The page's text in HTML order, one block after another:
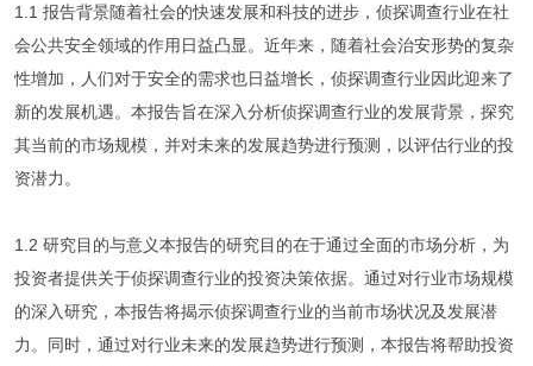
1.1 报告背景随着社会的快速发展和科技的进步，侦探调查行业在社
会公共安全领域的作用日益凸显。近年来，随着社会治安形势的复杂
性增加，人们对于安全的需求也日益增长，侦探调查行业因此迎来了
新的发展机遇。本报告旨在深入分析侦探调查行业的发展背景，探究
其当前的市场规模，并对未来的发展趋势进行预测，以评估行业的投
资潜力。
1.2 研究目的与意义本报告的研究目的在于通过全面的市场分析，为
投资者提供关于侦探调查行业的投资决策依据。通过对行业市场规模
的深入研究，本报告将揭示侦探调查行业的当前市场状况及发展潜
力。同时，通过对行业未来的发展趋势进行预测，本报告将帮助投资